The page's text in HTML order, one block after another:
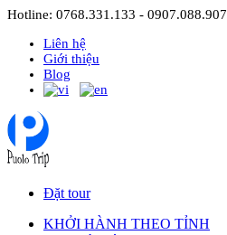
Hotline: 0768.331.133 - 0907.088.907
Liên hệ
Giới thiệu
Blog
Đặt tour
KHỞI HÀNH THEO TỈNH